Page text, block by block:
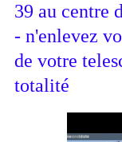
39 au centre
- n'enlevez
de votre
totalité